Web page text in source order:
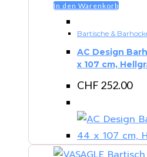
In den Warenkorb
Bartische &
AC Design
x 107 cm,
CHF 252.00